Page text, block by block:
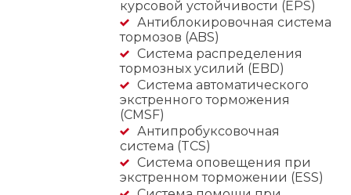
курсовой устойчивости (EPS)
Антиблокировочная система
тормозов (ABS)
Система распределения
тормозных усилий (EBD)
Система автоматического
экстренного торможения
(CMSF)
Антипробуксовочная
система (TCS)
Система оповещения при
экстренном торможении (ESS)